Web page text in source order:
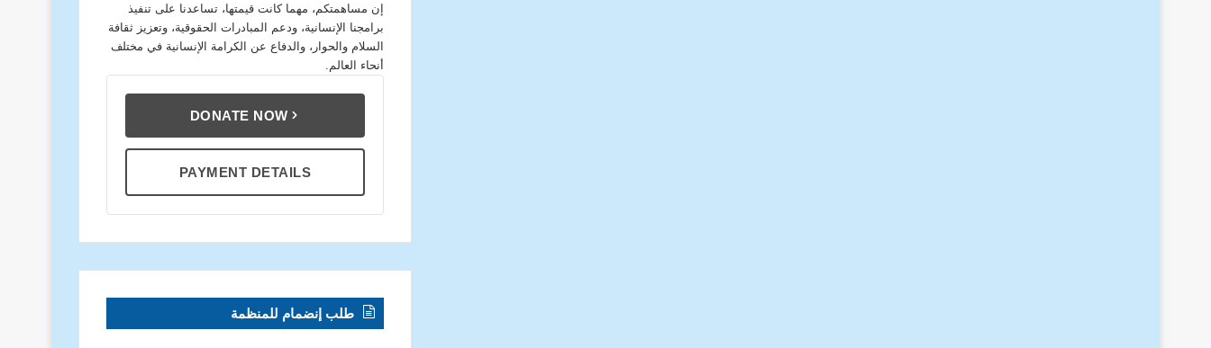
إن مساهمتكم، مهما كانت قيمتها، تساعدنا على تنفيذ
برامجنا الإنسانية، ودعم المبادرات الحقوقية، وتعزيز ثقافة
السلام والحوار، والدفاع عن الكرامة الإنسانية في مختلف
أنحاء العالم.
DONATE NOW
PAYMENT DETAILS
طلب إنضمام للمنظمة